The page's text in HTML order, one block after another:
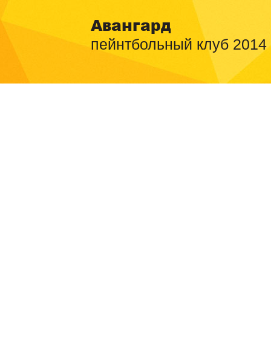
Авангард
пейнтбольный клуб 2014